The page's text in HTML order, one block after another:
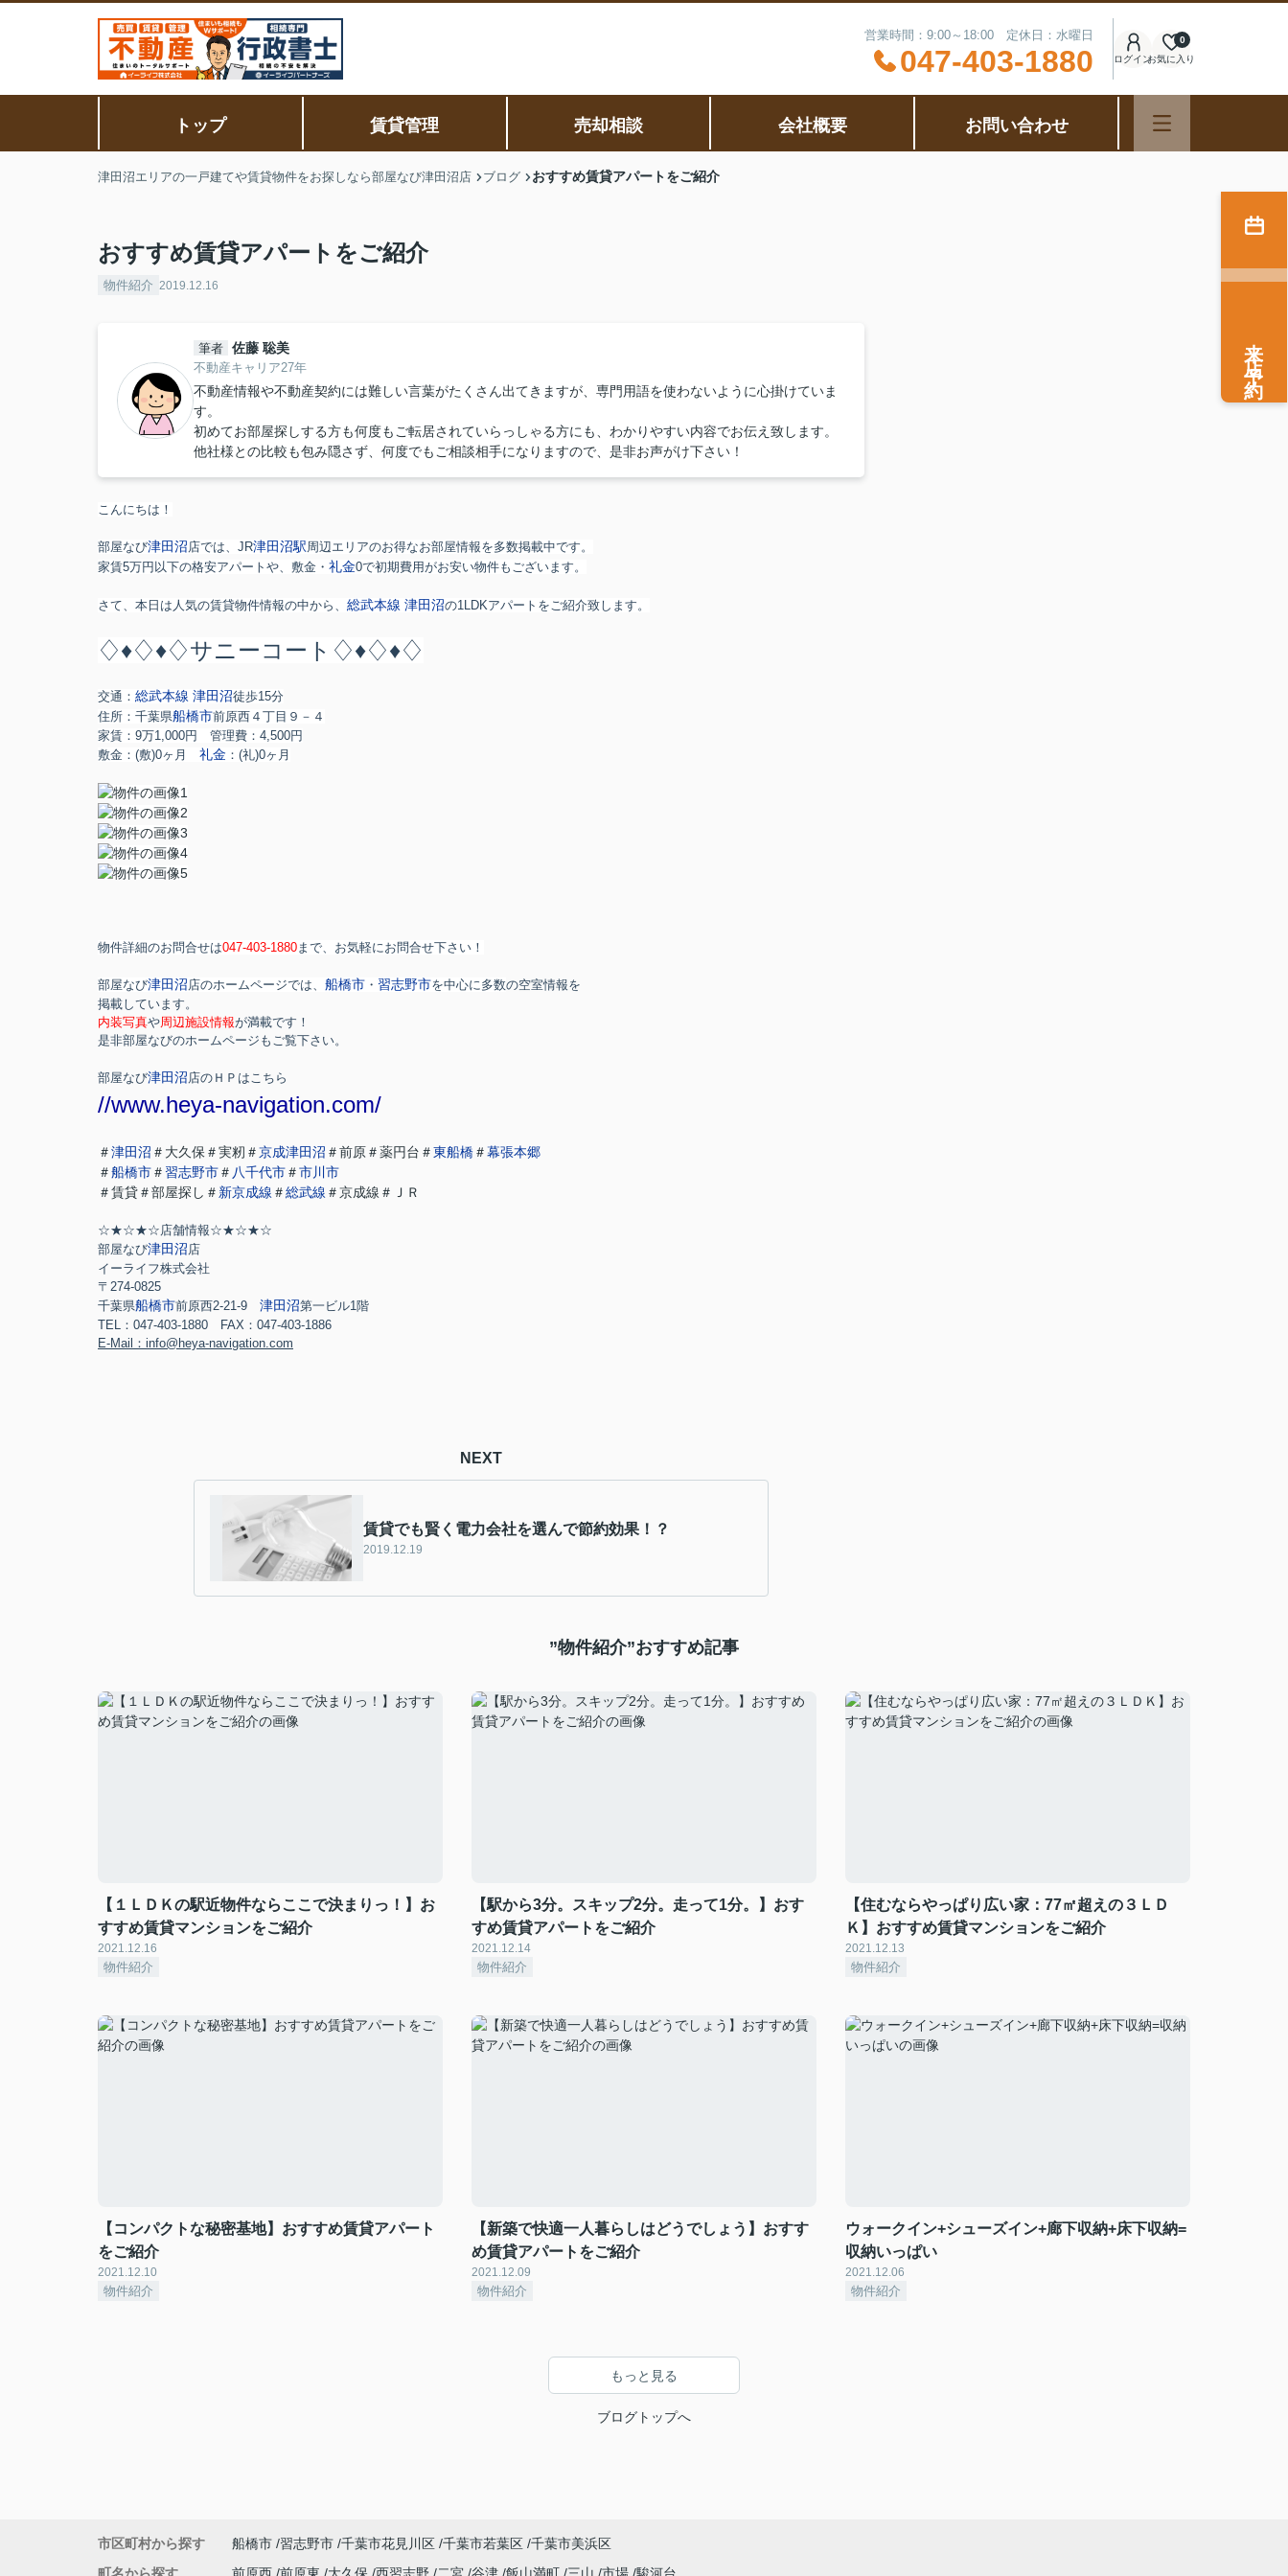
営業時間：9:00～18:00 定休日：水曜日
047-403-1880 ログインお気に入り
0
トップ 賃貸管理 売却相談 会社概要 お問い合わせ
津田沼エリアの一戸建てや賃貸物件をお探しなら部屋なび津田沼店 ブログ おすすめ賃貸アパートをご紹介
おすすめ賃貸アパートをご紹介
物件紹介 2019.12.16
筆者 佐藤 聡美
不動産キャリア27年
不動産情報や不動産契約には難しい言葉がたくさん出てきますが、専門用語を使わないように心掛けていま
す。
初めてお部屋探しする方も何度もご転居されていらっしゃる方にも、わかりやすい内容でお伝え致します。
他社様との比較も包み隠さず、何度でもご相談相手になりますので、是非お声がけ下さい！
こんにちは！
部屋なび津田沼店では、JR津田沼駅周辺エリアのお得なお部屋情報を多数掲載中です。
家賃5万円以下の格安アパートや、敷金・ 礼金0で初期費用がお安い物件もございます。
さて、本日は人気の賃貸物件情報の中から、 総武本線 津田沼の1LDKアパートをご紹介致します。
♢♦♢♦♢サニーコート♢♦♢♦♢
交通： 総武本線 津田沼徒歩15分
住所：千葉県船橋市前原西４丁目９－４
家賃：9万1,000円 管理費：4,500円
敷金： (敷)0ヶ月 礼金 ： (礼)0ヶ月
物件詳細のお問合せは047-403-1880まで、お気軽にお問合せ下さい！
部屋なび津田沼店のホームページでは、 船橋市 ・ 習志野市を中心に多数の空室情報を
掲載しています。
内装写真や周辺施設情報が満載です！
是非部屋なびのホームページもご覧下さい。
部屋なび津田沼店のＨＰはこちら
//www.heya-navigation.com/
＃津田沼 ＃大久保＃実籾＃京成津田沼 ＃前原＃薬円台＃東船橋＃幕張本郷
＃船橋市＃習志野市＃ 八千代市＃市川市
＃賃貸＃部屋探し＃ 新京成線 ＃総武線 ＃京成線＃ＪＲ
☆★☆★☆店舗情報☆★☆★☆
部屋なび津田沼店
イーライフ株式会社
〒274-0825
千葉県船橋市前原西2-21-9 津田沼第一ビル1階
TEL：047-403-1880 FAX：047-403-1886
E-Mail：info@heya-navigation.com
NEXT
賃貸でも賢く電力会社を選んで節約効果！？
2019.12.19
”物件紹介”おすすめ記事
【１ＬＤＫの駅近物件ならここで決まりっ！】お
すすめ賃貸マンションをご紹介
2021.12.16
物件紹介
【駅から3分。スキップ2分。走って1分。】おす
すめ賃貸アパートをご紹介
2021.12.14
物件紹介
【住むならやっぱり広い家：77㎡超えの３ＬＤ
Ｋ】おすすめ賃貸マンションをご紹介
2021.12.13
物件紹介
【コンパクトな秘密基地】おすすめ賃貸アパート
をご紹介
2021.12.10
物件紹介
【新築で快適一人暮らしはどうでしょう】おすす
め賃貸アパートをご紹介
2021.12.09
物件紹介
ウォークイン+シューズイン+廊下収納+床下収納=
収納いっぱい
2021.12.06
物件紹介
もっと見る
ブログトップへ
来店予約
市区町村から探す 船橋市 習志野市 千葉市花見川区 千葉市若葉区 千葉市美浜区